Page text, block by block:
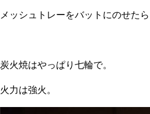
メッシュトレーをバットにのせた
炭火焼はやっぱり七輪で。
火力は強火。